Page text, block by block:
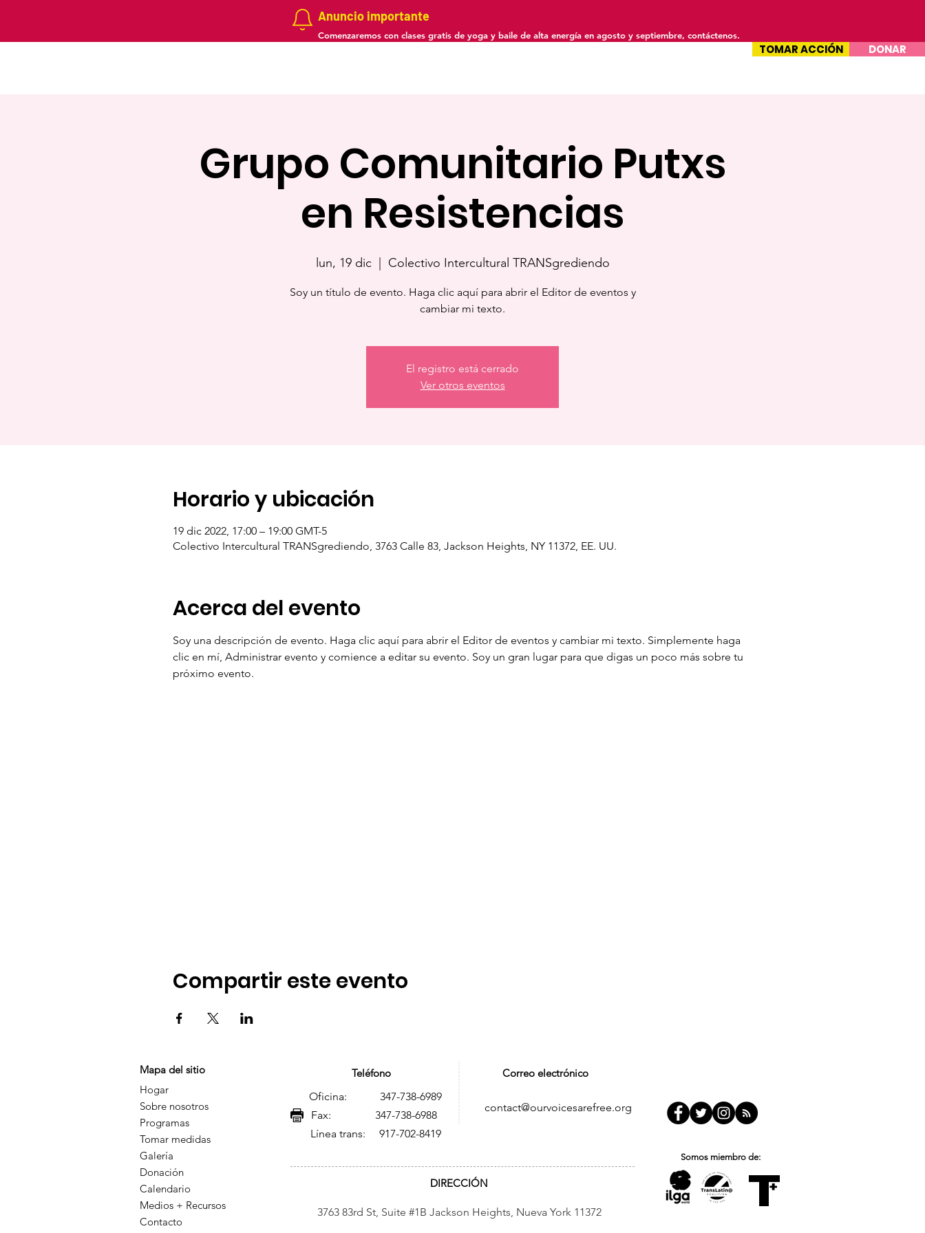
DONAR
TOMAR ACCIÓN
Anuncio importante
Comenzaremos con clases gratis de yoga y baile de alta energía en agosto y septiembre, contáctenos.
Grupo Comunitario Putxs
en Resistencias
lun, 19 dic
  |
Colectivo Intercultural TRANSgrediendo
Soy un título de evento. Haga clic aquí para abrir el Editor de eventos y
cambiar mi texto.
El registro está cerrado
Ver otros eventos
Horario y ubicación
19 dic 2022, 17:00 – 19:00 GMT-5
Colectivo Intercultural TRANSgrediendo, 3763 Calle 83, Jackson Heights, NY 11372, EE. UU.
Acerca del evento
Soy una descripción de evento. Haga clic aquí para abrir el Editor de eventos y cambiar mi texto. Simplemente haga
clic en mí, Administrar evento y comience a editar su evento. Soy un gran lugar para que digas un poco más sobre tu
próximo evento.
Compartir este evento
Mapa del sitio
Hogar
Sobre nosotros
Programas
Tomar medidas
Galería
Donación
Calendario
Medios + Recursos
Contacto
Correo electrónico
Teléfono
contact@ourvoicesarefree.org
Oficina: 347-738-6989
Fax: 347-738-6988
Línea trans: 917-702-8419
DIRECCIÓN
3763 83rd St, Suite #1B Jackson Heights, Nueva York 11372
Somos miembro de: